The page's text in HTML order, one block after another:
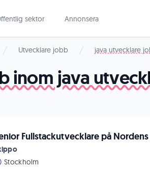
sektor Annonsera
Utvecklare jobb java utvecklare
inom java
Fullstackutvecklare på
Stockholm